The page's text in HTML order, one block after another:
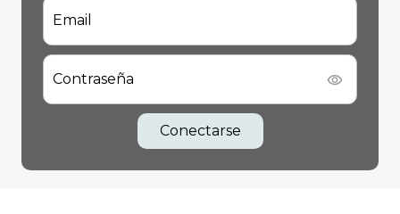
Email
Contraseña
Conectarse